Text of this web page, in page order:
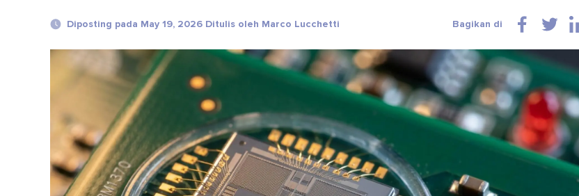
Diposting pada May 19, 2026 Ditulis oleh Marco Lucchetti Bagikan di